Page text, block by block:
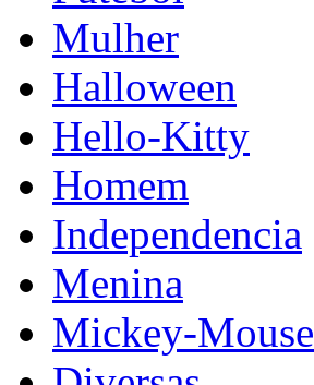
Mulher
Halloween
Hello-Kitty
Homem
Independencia
Menina
Mickey-Mouse